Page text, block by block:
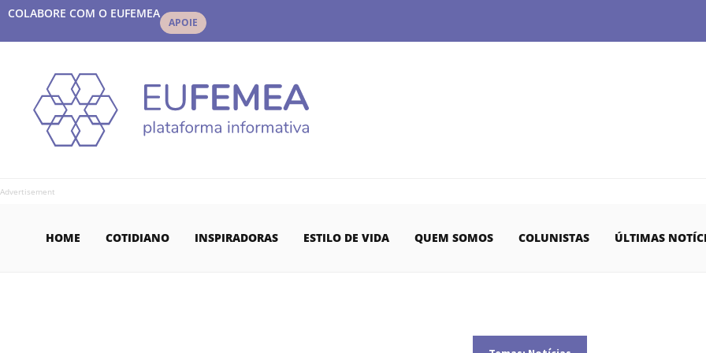
COLABORE COM O EUFEMEA
APOIE
Advertisement
HOME COTIDIANO INSPIRADORAS ESTILO DE VIDA QUEM SOMOS COLUNISTAS ÚLTIMAS